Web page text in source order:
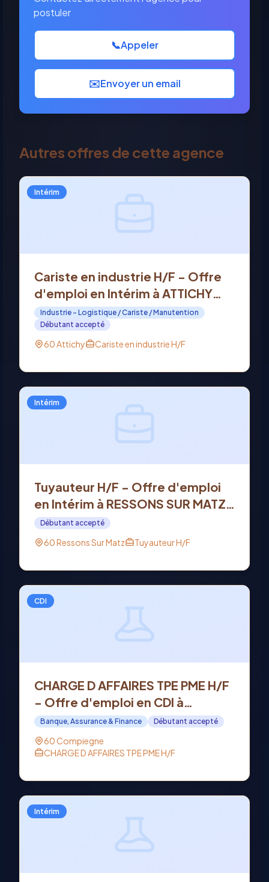
postuler
📞Appeler
✉️Envoyer un email
Autres offres de cette agence
Intérim
Cariste en industrie H/F - Offre
d'emploi en Intérim à ATTICHY
(60)
Industrie - Logistique / Cariste / Manutention
Débutant accepté
60 Attichy Cariste en industrie H/F
Intérim
Tuyauteur H/F - Offre d'emploi
en Intérim à RESSONS SUR MATZ
(60)
Débutant accepté
60 Ressons Sur Matz Tuyauteur H/F
CDI
CHARGE D AFFAIRES TPE PME H/F
- Offre d'emploi en CDI à
COMPIEGNE (60)
Banque, Assurance & Finance Débutant accepté
60 Compiegne
CHARGE D AFFAIRES TPE PME H/F
Intérim